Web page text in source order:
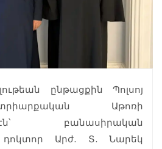
ընթացքին Պոլսոյ
Աթոռի
բանասիրական
դոկտոր Արժ. Տ. Նարեկ